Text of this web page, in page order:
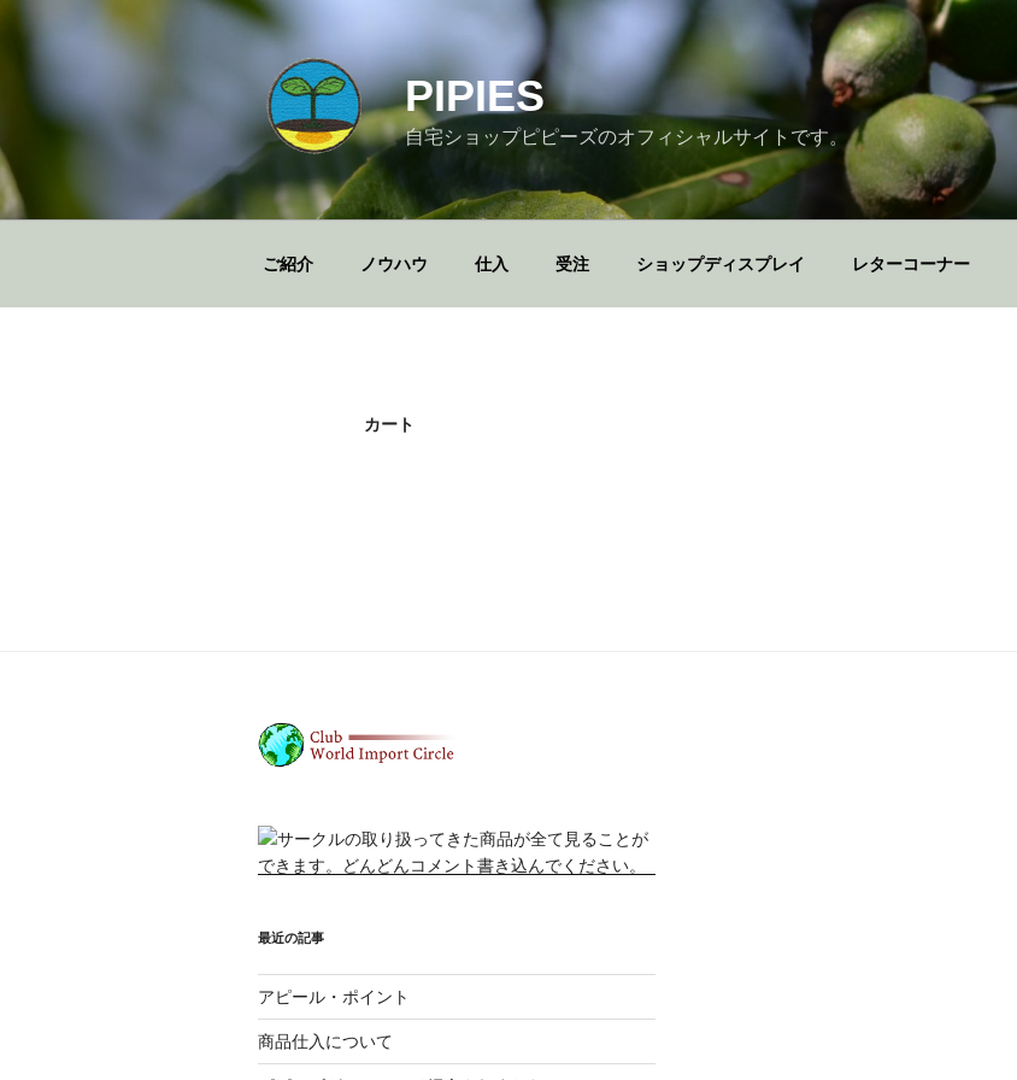
へ
ス
キ
PIPIES
自宅ショップピピーズのオフィシャルサイトです。
ご紹介 ノウハウ 仕入 受注 ショップディスプレイ レターコーナー
カート
最近の記事
アピール・ポイント
商品仕入について